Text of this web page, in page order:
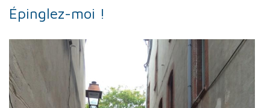
Épinglez-moi !